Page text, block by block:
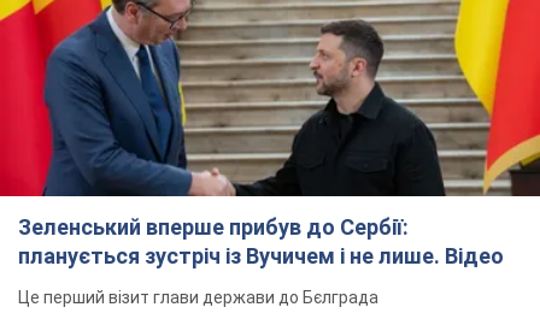
Зеленський вперше прибув до Сербії:
планується зустріч із Вучичем і не лише. Відео
Це перший візит глави держави до Бєлграда